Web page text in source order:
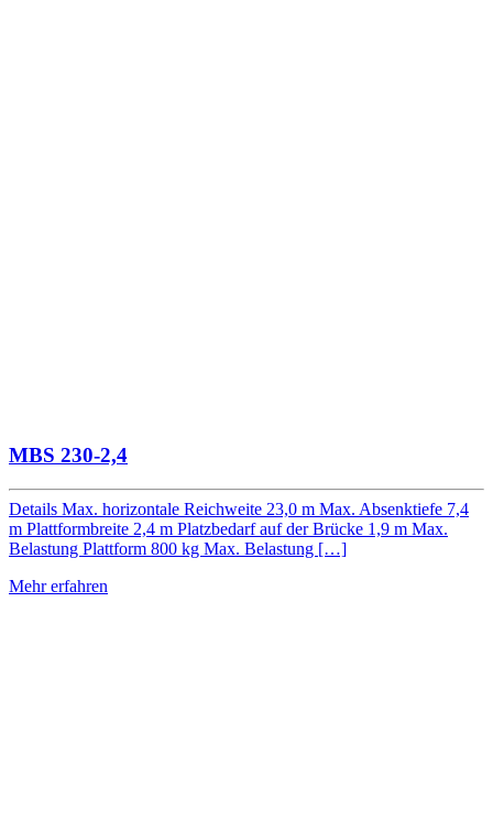
MBS 230-2,4
Details Max. horizontale Reichweite 23,0 m Max. Absenktiefe 7,4
m Plattformbreite 2,4 m Platzbedarf auf der Brücke 1,9 m Max.
Belastung Plattform 800 kg Max. Belastung […]
Mehr erfahren